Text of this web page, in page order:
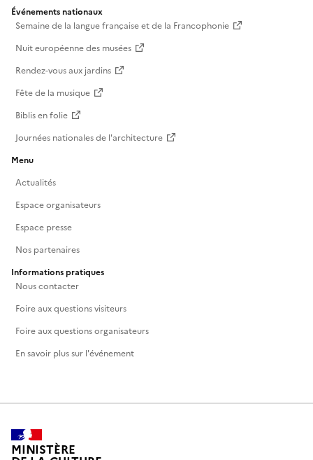
Événements nationaux
Semaine de la langue française et de la Francophonie
Nuit européenne des musées
Rendez-vous aux jardins
Fête de la musique
Biblis en folie
Journées nationales de l'architecture
Menu
Actualités
Espace organisateurs
Espace presse
Nos partenaires
Informations pratiques
Nous contacter
Foire aux questions visiteurs
Foire aux questions organisateurs
En savoir plus sur l'événement
MINISTÈRE